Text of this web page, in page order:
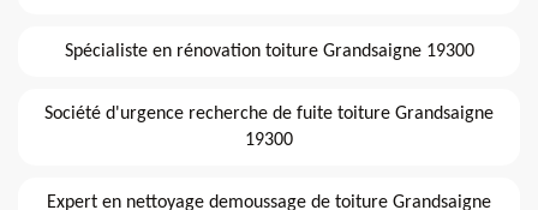
Spécialiste en rénovation toiture Grandsaigne 19300
Société d'urgence recherche de fuite toiture Grandsaigne
19300
Expert en nettoyage demoussage de toiture Grandsaigne